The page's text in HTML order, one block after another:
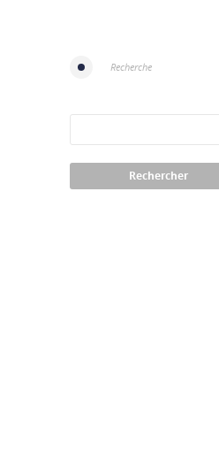
Recherche